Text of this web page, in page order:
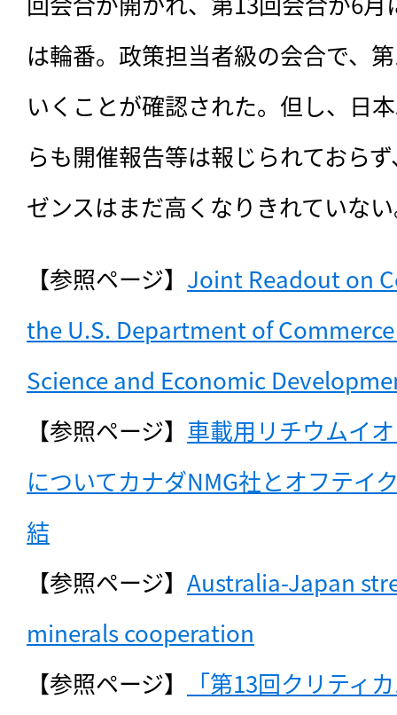
は輪番。政策担当者級の会合で、
いくことが確認された。但し、日
らも開催報告等は報じられておら
ゼンスはまだ高くなりきれていな
【参照ページ】 Joint Readout on
the U.S. Department of
Science and Economic
【参照ページ】 車載用リチウムイ
についてカナダNMG社とオフテイ
結
【参照ページ】 Australia-Japan
minerals cooperation
【参照ページ】
「第13回クリティ